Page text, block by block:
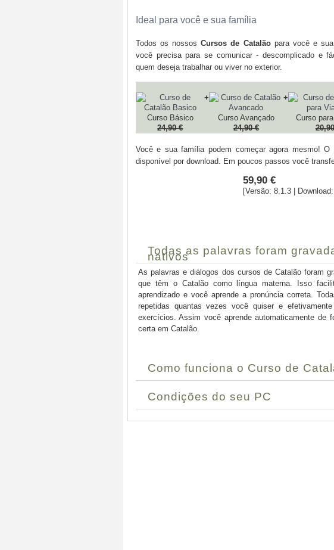
Ideal para você e sua família
Todos os nossosCursos de Catalãopara você e sua
você precisa para se comunicar - descomplicado e
quem deseja trabalhar ou viver no exterior.
+ +
Curso Básico Curso Avançado Curso
24,90 €
24,90 €
Você e sua família podem começar agora mesmo! O
disponível por download. Em poucos passos você
59,90 €
[Versão: 8.1.3 | Download:
Todas as palavras foram
nativos
As palavras e diálogos dos cursos de Catalão foram
que têm o Catalão como língua materna. Isso
aprendizado e você aprende a pronúncia correta.
repetidas quantas vezes você quiser e
exercícios. Assim você aprende automaticamente de
certa em Catalão.
Como funciona o Curso de
Condições do seu PC